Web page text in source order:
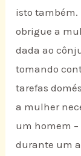
isto também.
obrigue a
dada ao
tomando
tarefas
a mulher
um homem
durante um